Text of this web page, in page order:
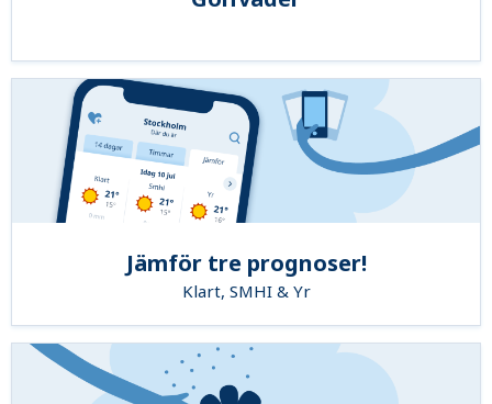
Jämför tre prognoser!
Klart, SMHI & Yr